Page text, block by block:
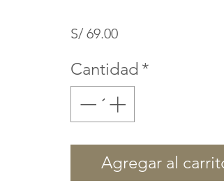
S/ 69.00Precio
Cantidad *
Agregar al